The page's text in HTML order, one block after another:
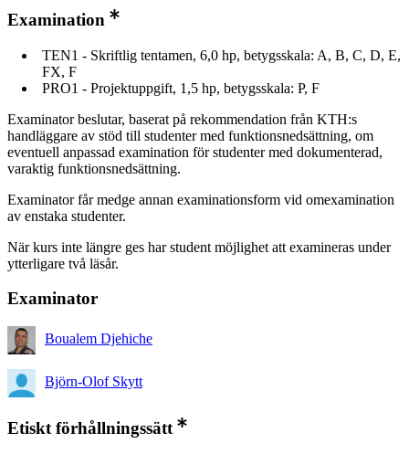
Examination
TEN1 - Skriftlig tentamen, 6,0 hp, betygsskala: A, B, C, D, E,
FX, F
PRO1 - Projektuppgift, 1,5 hp, betygsskala: P, F
Examinator beslutar, baserat på rekommendation från KTH:s
handläggare av stöd till studenter med funktionsnedsättning, om
eventuell anpassad examination för studenter med dokumenterad,
varaktig funktionsnedsättning.
Examinator får medge annan examinationsform vid omexamination
av enstaka studenter.
När kurs inte längre ges har student möjlighet att examineras under
ytterligare två läsår.
Examinator
Boualem Djehiche
Björn-Olof Skytt
Etiskt förhållningssätt